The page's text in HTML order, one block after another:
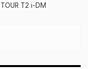
T2 i-DM